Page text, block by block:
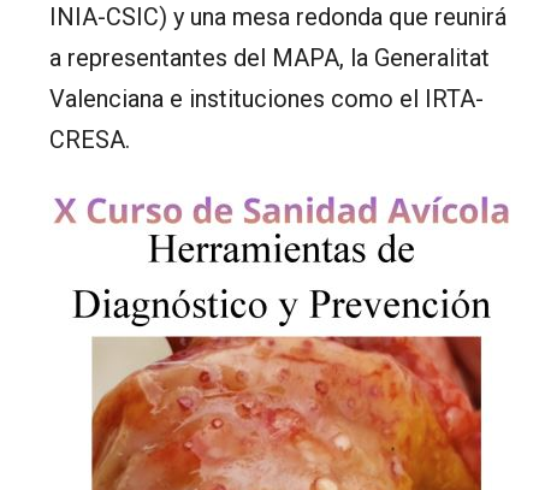
INIA-CSIC) y una mesa redonda que reunirá
a representantes del MAPA, la Generalitat
Valenciana e instituciones como el IRTA-
CRESA.